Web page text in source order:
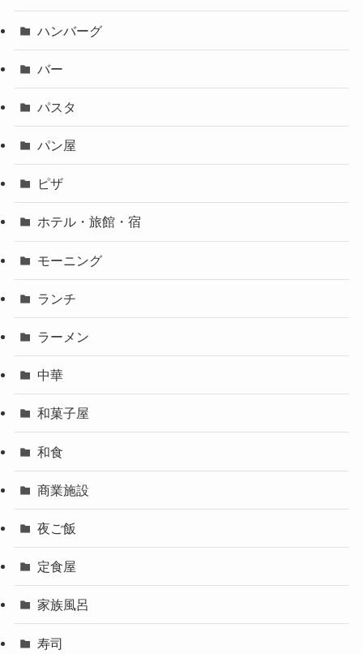
ハンバーグ
バー
パスタ
パン屋
ピザ
ホテル・旅館・宿
モーニング
ランチ
ラーメン
中華
和菓子屋
和食
商業施設
夜ご飯
定食屋
家族風呂
寿司